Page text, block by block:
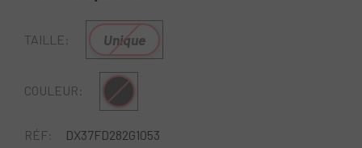
TAILLE: Unique
COULEUR: Multi
RÉF: DX37FD282G1053